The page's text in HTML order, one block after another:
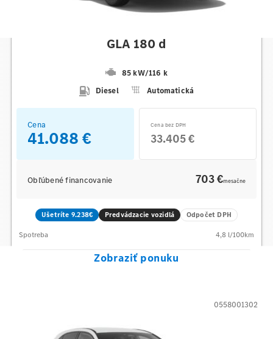
GLA 180 d
85 kW/116 k
Diesel
Automatická
Cena
41.088 €
Cena bez DPH
33.405 €
Obľúbené financovanie 703 €mesačne
Ušetríte 9.238€ Predvádzacie vozidlá Odpočet DPH
Spotreba 4,8 l/100km
Zobraziť ponuku
0558001302